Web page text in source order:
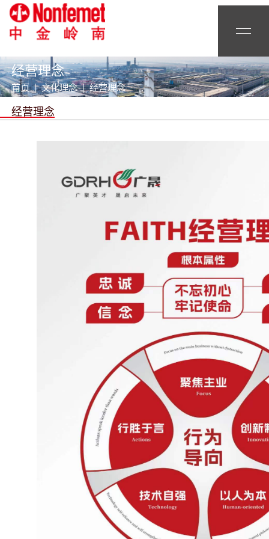
首页 | 文化理念 | 经营理念
经营理念
经营理念